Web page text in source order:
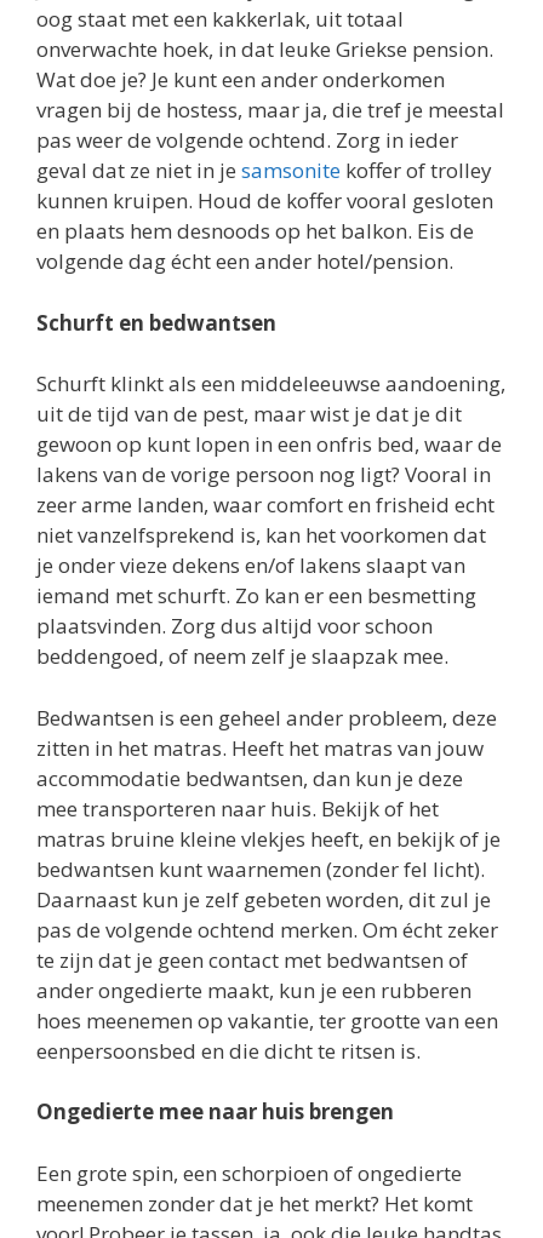
oog staat met een kakkerlak, uit totaal
onverwachte hoek, in dat leuke Griekse pension.
Wat doe je? Je kunt een ander onderkomen
vragen bij de hostess, maar ja, die tref je meestal
pas weer de volgende ochtend. Zorg in ieder
geval dat ze niet in je samsonite koffer of trolley
kunnen kruipen. Houd de koffer vooral gesloten
en plaats hem desnoods op het balkon. Eis de
volgende dag écht een ander hotel/pension.
Schurft en bedwantsen
Schurft klinkt als een middeleeuwse aandoening,
uit de tijd van de pest, maar wist je dat je dit
gewoon op kunt lopen in een onfris bed, waar de
lakens van de vorige persoon nog ligt? Vooral in
zeer arme landen, waar comfort en frisheid echt
niet vanzelfsprekend is, kan het voorkomen dat
je onder vieze dekens en/of lakens slaapt van
iemand met schurft. Zo kan er een besmetting
plaatsvinden. Zorg dus altijd voor schoon
beddengoed, of neem zelf je slaapzak mee.
Bedwantsen is een geheel ander probleem, deze
zitten in het matras. Heeft het matras van jouw
accommodatie bedwantsen, dan kun je deze
mee transporteren naar huis. Bekijk of het
matras bruine kleine vlekjes heeft, en bekijk of je
bedwantsen kunt waarnemen (zonder fel licht).
Daarnaast kun je zelf gebeten worden, dit zul je
pas de volgende ochtend merken. Om écht zeker
te zijn dat je geen contact met bedwantsen of
ander ongedierte maakt, kun je een rubberen
hoes meenemen op vakantie, ter grootte van een
eenpersoonsbed en die dicht te ritsen is.
Ongedierte mee naar huis brengen
Een grote spin, een schorpioen of ongedierte
meenemen zonder dat je het merkt? Het komt